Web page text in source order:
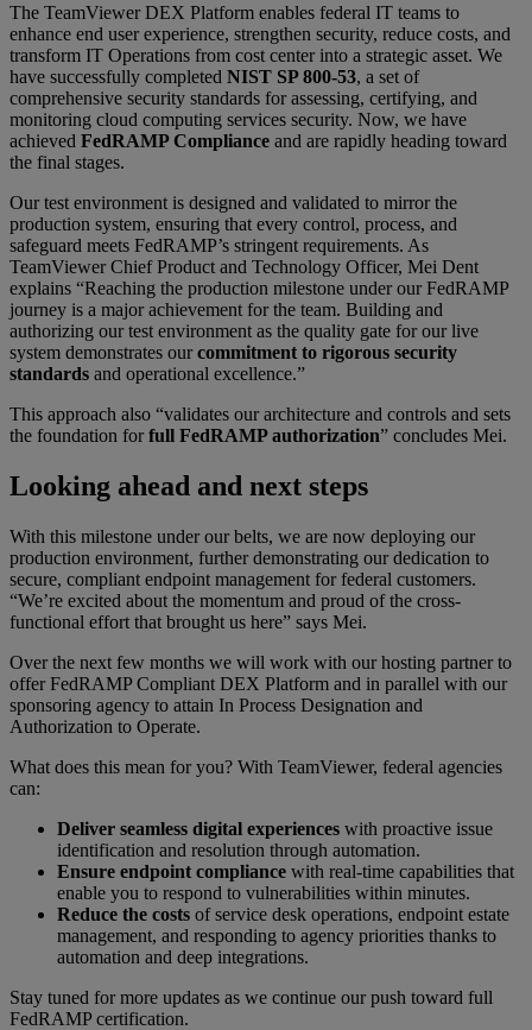
The TeamViewer DEX Platform enables federal IT teams to
enhance end user experience, strengthen security, reduce costs, and
transform IT Operations from cost center into a strategic asset. We
have successfully completed NIST SP 800-53, a set of
comprehensive security standards for assessing, certifying, and
monitoring cloud computing services security. Now, we have
achieved FedRAMP Compliance and are rapidly heading toward
the final stages.
Our test environment is designed and validated to mirror the
production system, ensuring that every control, process, and
safeguard meets FedRAMP’s stringent requirements. As
TeamViewer Chief Product and Technology Officer, Mei Dent
explains “Reaching the production milestone under our FedRAMP
journey is a major achievement for the team. Building and
authorizing our test environment as the quality gate for our live
system demonstrates ourcommitment to rigorous security
standards and operational excellence.”
This approach also “validates our architecture and controls and sets
the foundation forfull FedRAMP authorization” concludes Mei.
Looking ahead and next steps
With this milestone under our belts, we are now deploying our
production environment, further demonstrating our dedication to
secure, compliant endpoint management for federal customers.
“We’re excited about the momentum and proud of the cross-
functional effort that brought us here” says Mei.
Over the next few months we will work with our hosting partner to
offer FedRAMP Compliant DEX Platform and in parallel with our
sponsoring agency to attain In Process Designation and
Authorization to Operate.
What does this mean for you? With TeamViewer, federal agencies
can:
Deliver seamless digital experiences with proactive issue
identification and resolution through automation.
Ensure endpoint compliance with real-time capabilities that
enable you to respond to vulnerabilities within minutes.
Reduce the costs of service desk operations, endpoint estate
management, and responding to agency priorities thanks to
automation and deep integrations.
Stay tuned for more updates as we continue our push toward full
FedRAMP certification.